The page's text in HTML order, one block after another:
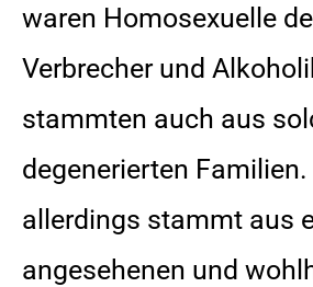
waren Homosexuelle
Verbrecher und
stammten auch aus
degenerierten
allerdings stammt aus
angesehenen und